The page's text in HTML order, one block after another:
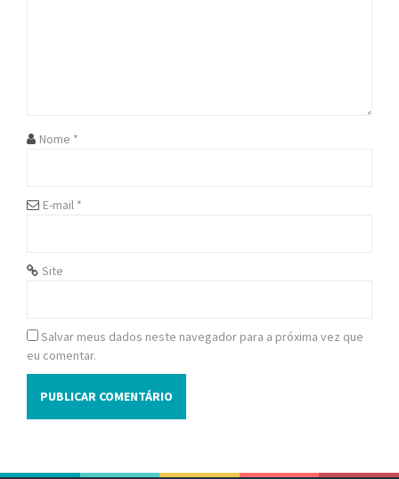
i
n
Nome *
E-mail *
Site
Salvar meus dados neste navegador para a próxima vez que
eu comentar.